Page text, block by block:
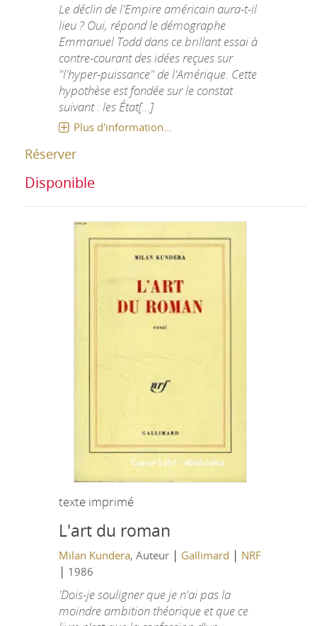
Le déclin de l'Empire américain aura-t-il
lieu ? Oui, répond le démographe
Emmanuel Todd dans ce brillant essai à
contre-courant des idées reçues sur
"l'hyper-puissance" de l'Amérique. Cette
hypothèse est fondée sur le constat
suivant : les État[...]
Plus d'information...
Réserver
Disponible
texte imprimé
L'art du roman
Milan Kundera, Auteur | Gallimard | NRF
| 1986
'Dois-je souligner que je n'ai pas la
moindre ambition théorique et que ce